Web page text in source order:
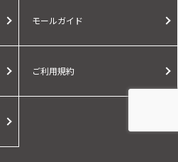
モールガイド
ご利用規約